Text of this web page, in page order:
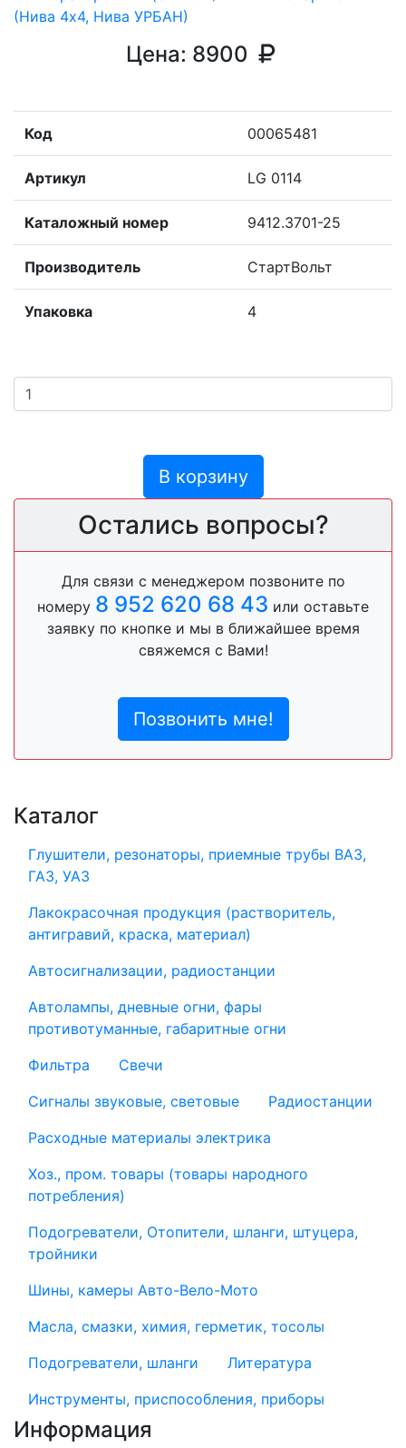
Цена: 8900
Код 00065481
Артикул LG 0114
Каталожный номер 9412.3701-25
Производитель СтартВольт
Упаковка 4
В корзину
Остались вопросы?
Для связи с менеджером позвоните по
номеру 8 952 620 68 43 или оставьте
заявку по кнопке и мы в ближайшее время
свяжемся с Вами!
Позвонить мне!
Каталог
Глушители, резонаторы, приемные трубы ВАЗ,
ГАЗ, УАЗ
Лакокрасочная продукция (растворитель,
антигравий, краска, материал)
Автосигнализации, радиостанции
Автолампы, дневные огни, фары
противотуманные, габаритные огни
Фильтра
Свечи
Сигналы звуковые, световые
Радиостанции
Расходные материалы электрика
Хоз., пром. товары (товары народного
потребления)
Подогреватели, Отопители, шланги, штуцера,
тройники
Шины, камеры Авто-Вело-Мото
Масла, смазки, химия, герметик, тосолы
Подогреватели, шланги
Литература
Инструменты, приспособления, приборы
Информация